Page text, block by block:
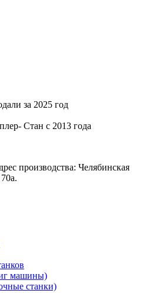
за 2025 год
Стан с 2013 года
производства: Челябинская
машины)
станки)